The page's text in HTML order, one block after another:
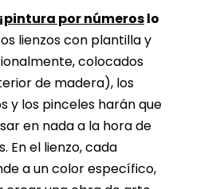
pintura por númeroslo
lienzos con plantilla y
colocados
de madera), los
y los pinceles harán que
en nada a la hora de
En el lienzo, cada
a un color específico,